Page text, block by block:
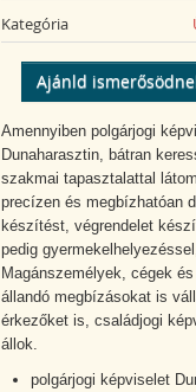
Kategória
Ajánld
Amennyiben polgárjogi
Dunaharasztin, bátran
szakmai tapasztalattal
precízen és megbízhatóan
készítést, végrendelet
pedig
Magánszemélyek, cégek
állandó megbízásokat is
érkezőket is, családjogi
állok.
polgárjogi képviselet